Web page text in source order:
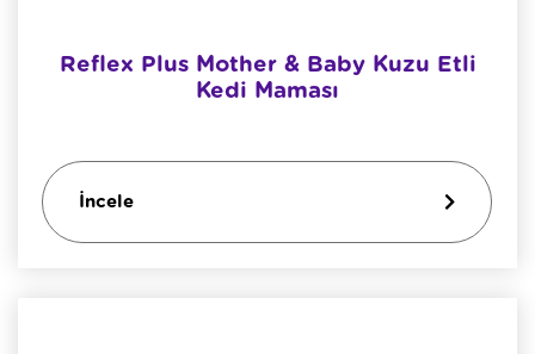
Reflex Plus Mother & Baby Kuzu Etli
Kedi Maması
İncele